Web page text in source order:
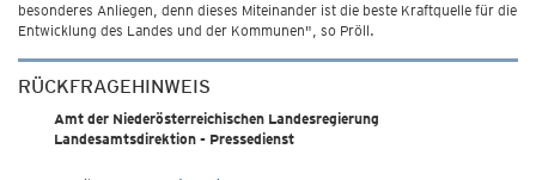
besonderes Anliegen, denn dieses Miteinander ist die beste Kraftquelle für die
Entwicklung des Landes und der Kommunen", so Pröll.
RÜCKFRAGEHINWEIS
Amt der Niederösterreichischen Landesregierung
Landesamtsdirektion - Pressedienst